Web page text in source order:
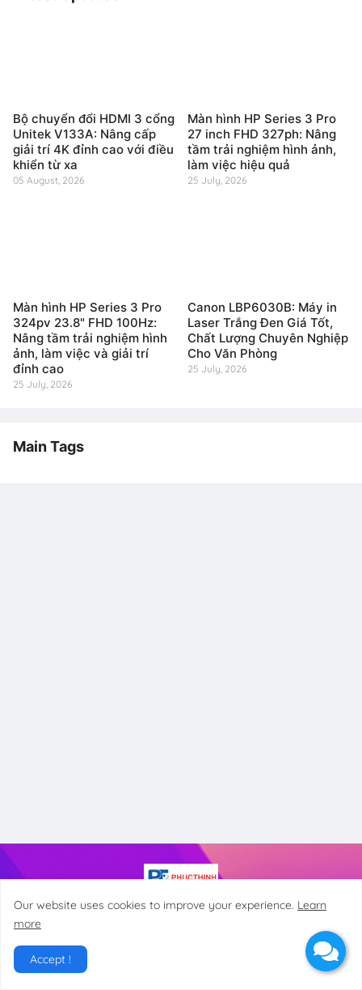
Bộ chuyển đổi HDMI 3 cổng
Unitek V133A: Nâng cấp
giải trí 4K đỉnh cao với điều
khiển từ xa
05 August, 2026
Màn hình HP Series 3 Pro
27 inch FHD 327ph: Nâng
tầm trải nghiệm hình ảnh,
làm việc hiệu quả
25 July, 2026
Màn hình HP Series 3 Pro
324pv 23.8" FHD 100Hz:
Nâng tầm trải nghiệm hình
ảnh, làm việc và giải trí
đỉnh cao
25 July, 2026
Canon LBP6030B: Máy in
Laser Trắng Đen Giá Tốt,
Chất Lượng Chuyên Nghiệp
Cho Văn Phòng
25 July, 2026
Main Tags
Email: phucthinhcomputervt@gmail.com
Our website uses cookies to improve your experience. Learn
more
Accept !